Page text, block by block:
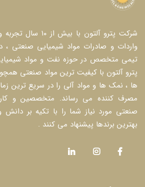
شرکت پترو آلتون با
واردات و صادرات مواد شیمیایی صنعتی ،
تیمی متخصص در حوزه نفت و مواد
پترو آلتون با کیفیت ترین مواد صنعتی
ها ، نمک ها و مواد آلی را در سریع ترین
مصرف کننده می رساند. متخصصین و
صنعتی مورد نیاز شما را با تکیه بر دانش
بهترین برندها پیشنهاد می کنند .